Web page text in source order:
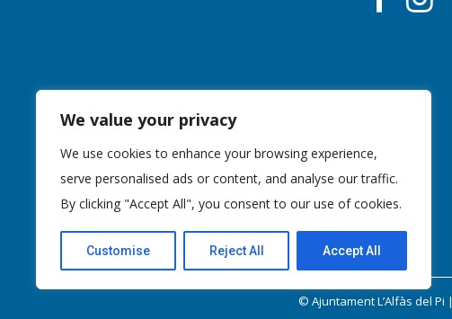
We value your privacy
We use cookies to enhance your browsing experience,
serve personalised ads or content, and analyse our traffic.
By clicking "Accept All", you consent to our use of cookies.
Customise Reject All Accept All
© Ajuntament L’Alfàs del Pi |